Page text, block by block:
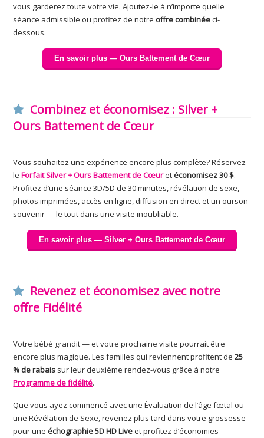
vous garderez toute votre vie. Ajoutez-le à n’importe quelle
séance admissible ou profitez de notre offre combinéeci-
dessous.
En savoir plus — Ours Battement de Cœur
Combinez et économisez : Silver +
Ours Battement de Cœur
Vous souhaitez une expérience encore plus complète? Réservez
leForfait Silver + Ours Battement de Cœuretéconomisez 30 $.
Profitez d’une séance 3D/5D de 30 minutes, révélation de sexe,
photos imprimées, accès en ligne, diffusion en direct et un ourson
souvenir — le tout dans une visite inoubliable.
En savoir plus — Silver + Ours Battement de Cœur
Revenez et économisez avec notre
offre Fidélité
Votre bébé grandit — et votre prochaine visite pourrait être
encore plus magique. Les familles qui reviennent profitent de25
% de rabais sur leur deuxième rendez-vous grâce à notre
Programme de fidélité.
Que vous ayez commencé avec une Évaluation de l’âge fœtal ou
une Révélation de Sexe, revenez plus tard dans votre grossesse
pour uneéchographie 5D HD Liveet profitez d’économies